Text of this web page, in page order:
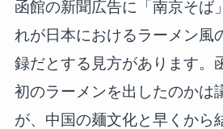
函館の新聞広告に「南京そば
れが日本におけるラーメン風
録だとする見方があります。
初のラーメンを出したのかは
が、中国の麺文化と早くから